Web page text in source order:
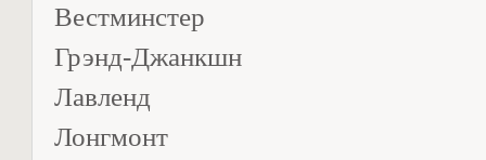
Вестминстер
Грэнд-Джанкшн
Лавленд
Лонгмонт